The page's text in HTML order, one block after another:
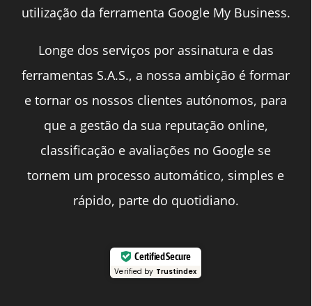
utilização da ferramenta Google My Business.
Longe dos serviços por assinatura e das
ferramentas S.A.S., a nossa ambição é formar
e tornar os nossos clientes autónomos, para
que a gestão da sua reputação online,
classificação e avaliações no Google se
tornem um processo automático, simples e
rápido, parte do quotidiano.
Certified Secure
Verified by Trustindex